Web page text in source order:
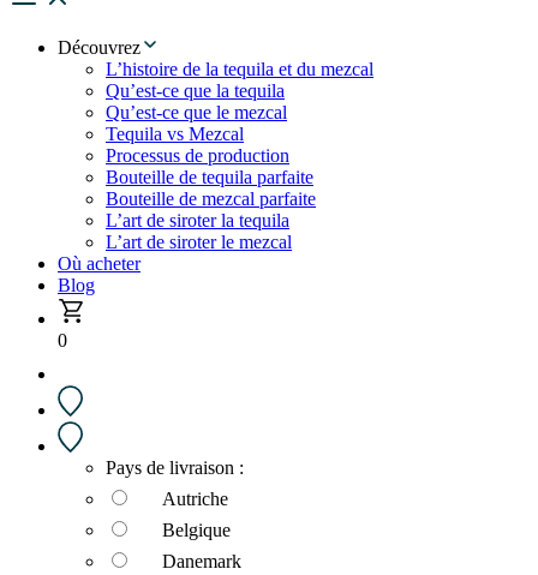
Découvrez
L’histoire de la tequila et du mezcal
Qu’est-ce que la tequila
Qu’est-ce que le mezcal
Tequila vs Mezcal
Processus de production
Bouteille de tequila parfaite
Bouteille de mezcal parfaite
L’art de siroter la tequila
L’art de siroter le mezcal
Où acheter
Blog
0
Pays de livraison :
Autriche
Belgique
Danemark